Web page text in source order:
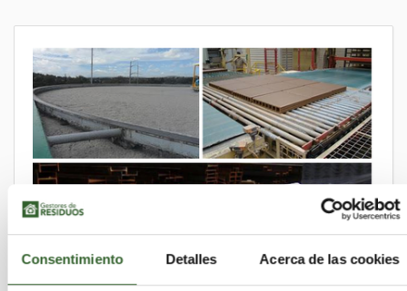
Consentimiento Detalles Acerca de las cookies